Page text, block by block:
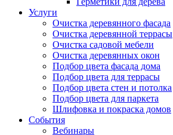
Услуги
Очистка деревянного фасада
Очистка деревянной террасы
Очистка садовой мебели
Очистка деревянных окон
Подбор цвета фасада дома
Подбор цвета для террасы
Подбор цвета стен и потолка
Подбор цвета для паркета
Шлифовка и покраска домов
События
Вебинары